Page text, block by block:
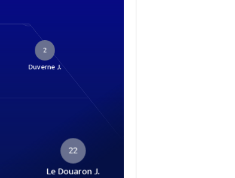
2
Duverne J.
22
Le Douaron J.